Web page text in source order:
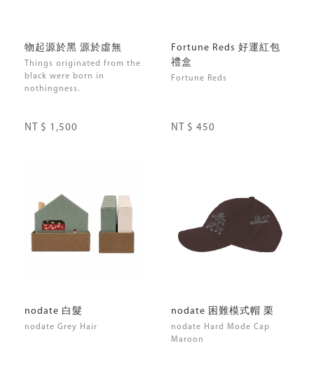
物起源於黑 源於虛無
Things originated from the
black were born in
nothingness.
NT $ 1,500
Fortune Reds 好運紅包
禮盒
Fortune Reds
NT $ 450
nodate 白髮
nodate Grey Hair
nodate 困難模式帽 栗
nodate Hard Mode Cap
Maroon